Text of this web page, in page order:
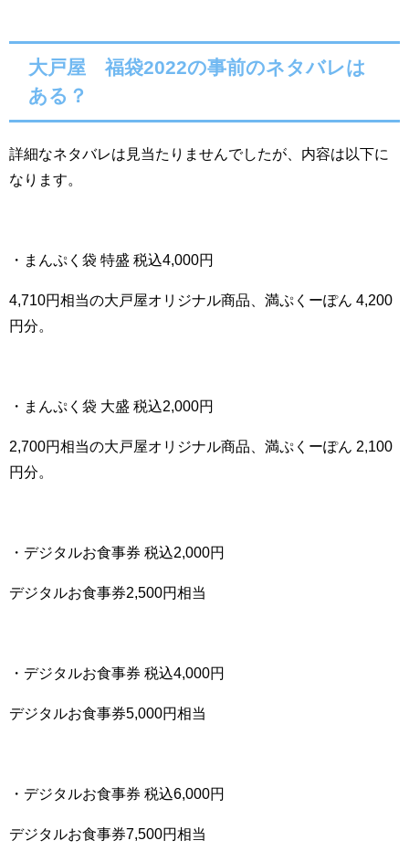
大戸屋 福袋2022の事前のネタバレは
ある？
詳細なネタバレは見当たりませんでしたが、内容は以下に
なります。
・まんぷく袋 特盛 税込4,000円
4,710円相当の大戸屋オリジナル商品、満ぷくーぽん 4,200
円分。
・まんぷく袋 大盛 税込2,000円
2,700円相当の大戸屋オリジナル商品、満ぷくーぽん 2,100
円分。
・デジタルお食事券 税込2,000円
デジタルお食事券2,500円相当
・デジタルお食事券 税込4,000円
デジタルお食事券5,000円相当
・デジタルお食事券 税込6,000円
デジタルお食事券7,500円相当